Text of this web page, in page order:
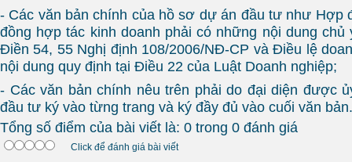
- Các văn bản chính của hồ sơ dự án đầu tư như Hợp
đồng hợp tác kinh doanh phải có những nội dung chủ
Điền 54, 55 Nghị định 108/2006/NĐ-CP và Điều lệ
nội dung quy định tại Điều 22 của Luật Doanh nghiệp;
- Các văn bản chính nêu trên phải do đại diện được
đầu tư ký vào từng trang và ký đầy đủ vào cuối văn bản.
Tổng số điểm của bài viết là: 0 trong 0 đánh giá
Click để đánh giá bài viết